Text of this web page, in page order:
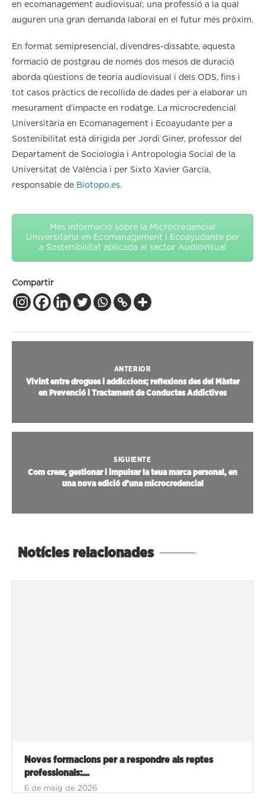
en ecomanagement audiovisual; una professió a la qual
auguren una gran demanda laboral en el futur més pròxim.
En format semipresencial, divendres-dissabte, aquesta
formació de postgrau de només dos mesos de duració
aborda qüestions de teoria audiovisual i dels ODS, fins i
tot casos pràctics de recollida de dades per a elaborar un
mesurament d’impacte en rodatge. La microcredencial
Universitària en Ecomanagement i Ecoayudante per a
Sostenibilitat està dirigida per Jordi Giner, professor del
Departament de Sociologia i Antropologia Social de la
Universitat de València i per Sixto Xavier García,
responsable de Biotopo.es.
Més informació sobre la Microcredencial
Universitària en Ecomanagement i Ecoayudante per
a Sostenibilitat aplicada al sector Audiovisual
Compartir
ANTERIOR
Vivint entre drogues i addiccions; reflexions des del Màster
en Prevenció i Tractament de Conductes Addictives
SIGUIENTE
Com crear, gestionar i impulsar la teua marca personal, en
una nova edició d’una microcredencial
Notícies relacionades
Noves formacions per a respondre als reptes
professionals:...
6 de maig de 2026